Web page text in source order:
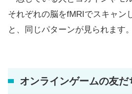
それぞれの脳をfMRIでスキャン
と、同じパターンが見られます。
オンラインゲームの友だ